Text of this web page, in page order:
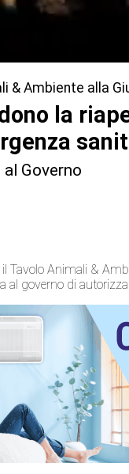
& Ambiente alla
la
Governo
Tavolo Animali &
al governo di